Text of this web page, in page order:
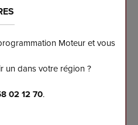
effectuée sur banc
sur le marché à
pour notre client
à jour gratuits 5 ans
Moteur et vous
un dans votre région ?
02 12 70.